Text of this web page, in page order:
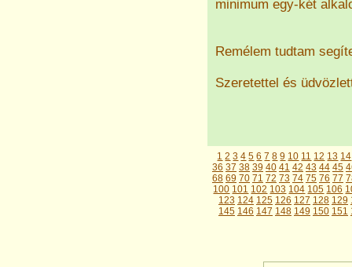
minimum egy-két
Remélem tudtam
Szeretettel és
1 2 3 4 5 6 7 8 9 10 11 12 13 14
36 37 38 39 40 41 42 43 44 45
68 69 70 71 72 73 74 75 76 77
100 101 102 103 104 105 106
123 124 125 126 127 128 129
145 146 147 148 149 150 151